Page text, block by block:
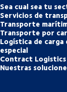
Sea cual sea tu
Servicios de
Transporte
Transporte por
Logística de
especial
Contract Logistics
Nuestras